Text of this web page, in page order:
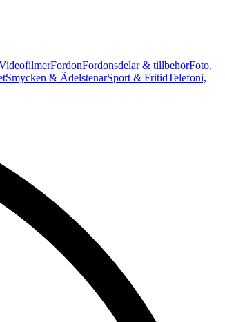
FordonFordonsdelar & tillbehörFoto,
Smycken & ÄdelstenarSport & FritidTelefoni,